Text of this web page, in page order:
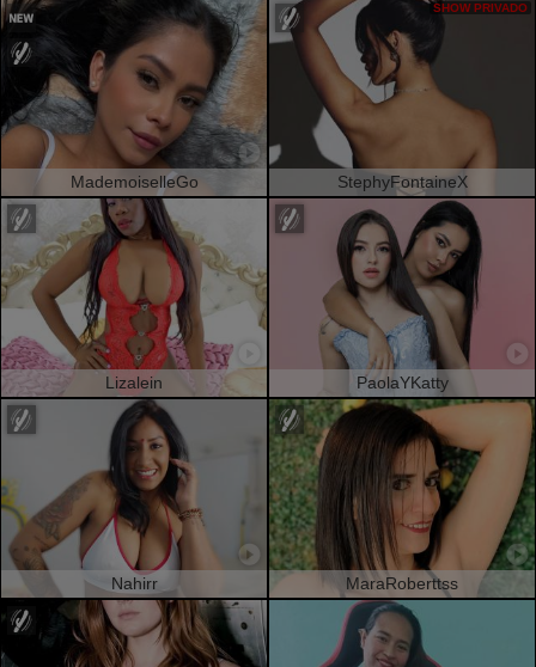
MademoiselleGo StephyFontaineX
SHOW PRIVADO
Lizalein PaolaYKatty
Nahirr MaraRoberttss